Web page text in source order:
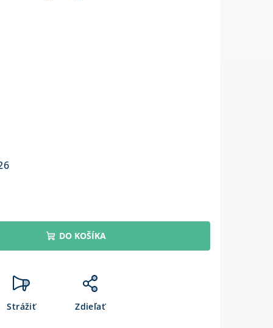
DO KOŠÍKA
Strážiť Zdieľať